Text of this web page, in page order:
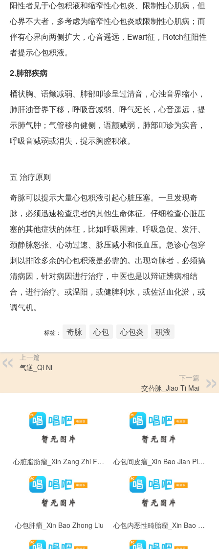
阳性者见于心包积液和缩窄性心包炎、限制性心肌病，但
心界不大者，多考虑为缩窄性心包炎或限制性心肌病；而
伴有心界向两侧扩大，心音遥远，Ewart征，Rotch征阳性
者提示心包积液。
2.肺部疾病
桶状胸、语颤减弱、肺部叩诊呈过清音，心浊音界缩小，
肺肝浊音界下移，呼吸音减弱、呼气延长，心音遥远，提
示肺气肿；气管移向健侧，语颤减弱，肺部叩诊为实音，
呼吸音减弱或消失，提示胸腔积液。
五 治疗原则
奇脉可以提示大量心包积液引起心脏压塞。一旦发现奇
脉，必须迅速检查患者的其他生命体征。仔细检查心脏压
塞的其他症状的体征，比如呼吸困难、呼吸急促、发汗、
颈静脉怒张、心动过速、脉压减小和低血压。急诊心包穿
刺以排除多余的心包积液是必需的。出现奇脉者，必须搞
清病因，针对病因进行治疗，中医也是以辩证辨病相结
合，进行治疗。或温阳，或健脾利水，或佐活血化淤，或
调气机。
标签： 奇脉 心包 心包炎 积液
上一篇
气逆_Qi Ni
下一篇
交替脉_Jiao Ti Mai
心脏脂肪瘤_Xin Zang Zhi Fang Liu 心包间皮瘤_Xin Bao Jian Pi Liu
心包肿瘤_Xin Bao Zhong Liu 心包内恶性畸胎瘤_Xin Bao Nei E Xing Ji Tai Liu